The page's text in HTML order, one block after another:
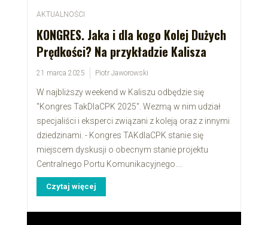
AKTUALNOŚCI
KONGRES. Jaka i dla kogo Kolej Dużych
Prędkości? Na przykładzie Kalisza
21 marca 2025 Piotr Jaworowski
W najbliższy weekend w Kaliszu odbędzie się
"Kongres TakDlaCPK 2025". Wezmą w nim udział
specjaliści i eksperci związani z koleją oraz z innymi
dziedzinami. - Kongres TAKdlaCPK stanie się
miejscem dyskusji o obecnym stanie projektu
Centralnego Portu Komunikacyjnego....
Czytaj więcej